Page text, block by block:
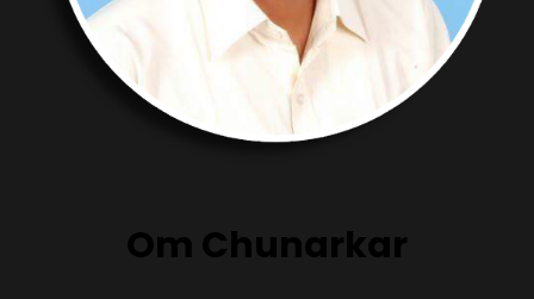
Om Chunarkar